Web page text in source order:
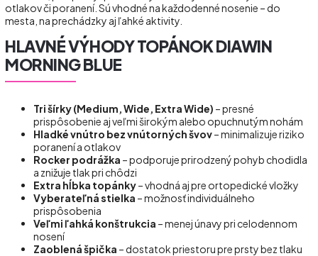
otlakov či poranení. Sú vhodné na každodenné nosenie – do
mesta, na prechádzky aj ľahké aktivity.
HLAVNÉ VÝHODY TOPÁNOK DIAWIN
MORNING BLUE
Tri šírky (Medium, Wide, Extra Wide) – presné
prispôsobenie aj veľmi širokým alebo opuchnutým nohám
Hladké vnútro bez vnútorných švov– minimalizuje riziko
poranení a otlakov
Rocker podrážka – podporuje prirodzený pohyb chodidla
a znižuje tlak pri chôdzi
Extra hĺbka topánky– vhodná aj pre ortopedické vložky
Vyberateľná stielka – možnosť individuálneho
prispôsobenia
Veľmi ľahká konštrukcia – menej únavy pri celodennom
nosení
Zaoblená špička – dostatok priestoru pre prsty bez tlaku